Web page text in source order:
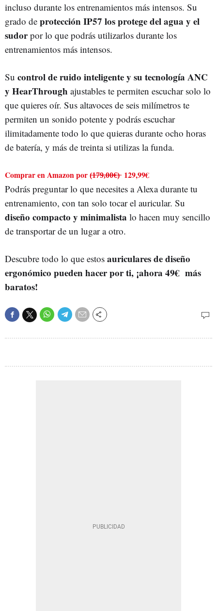
incluso durante los entrenamientos más intensos. Su
grado de protección IP57 los protege del agua y el
sudorpor lo que podrás utilizarlos durante los
entrenamientos más intensos.
Su control de ruido inteligente y su tecnología ANC
y HearThrough ajustables te permiten escuchar solo lo
que quieres oír. Sus altavoces de seis milímetros te
permiten un sonido potente y podrás escuchar
ilimitadamente todo lo que quieras durante ocho horas
de batería, y más de treinta si utilizas la funda.
Comprar en Amazon por (̶1̶7̶9̶,̶0̶0̶€̶)̶ 129,99€
Podrás preguntar lo que necesites a Alexa durante tu
entrenamiento, con tan solo tocar el auricular. Su
diseño compacto y minimalista lo hacen muy sencillo
de transportar de un lugar a otro.
Descubre todo lo que estos auriculares de diseño
ergonómico pueden hacer por ti, ¡ahora 49€ más
baratos!